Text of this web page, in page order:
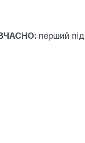
перший